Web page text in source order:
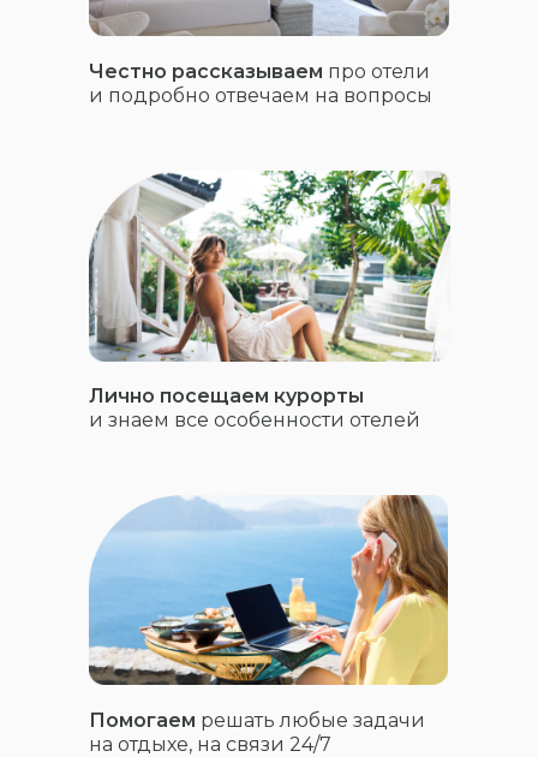
Честно рассказываем про отели
и подробно отвечаем на вопросы
Лично посещаем курорты
и знаем все особенности отелей
Помогаем решать любые задачи
на отдыхе, на связи 24/7